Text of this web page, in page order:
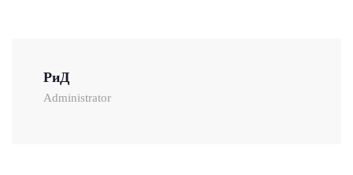
РиД
Administrator